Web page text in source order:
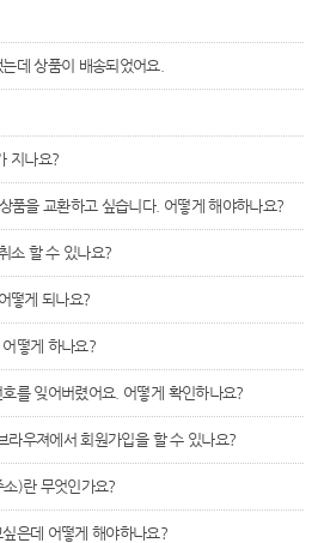
데 상품이 배송되었어요.
지나요?
품을 교환하고 싶습니다. 어떻게 해야하나요?
소 할 수 있나요?
떻게 되나요?
떻게 하나요?
를 잊어버렸어요. 어떻게 확인하나요?
우져에서 회원가입을 할 수 있나요?
)란 무엇인가요?
은데 어떻게 해야하나요?